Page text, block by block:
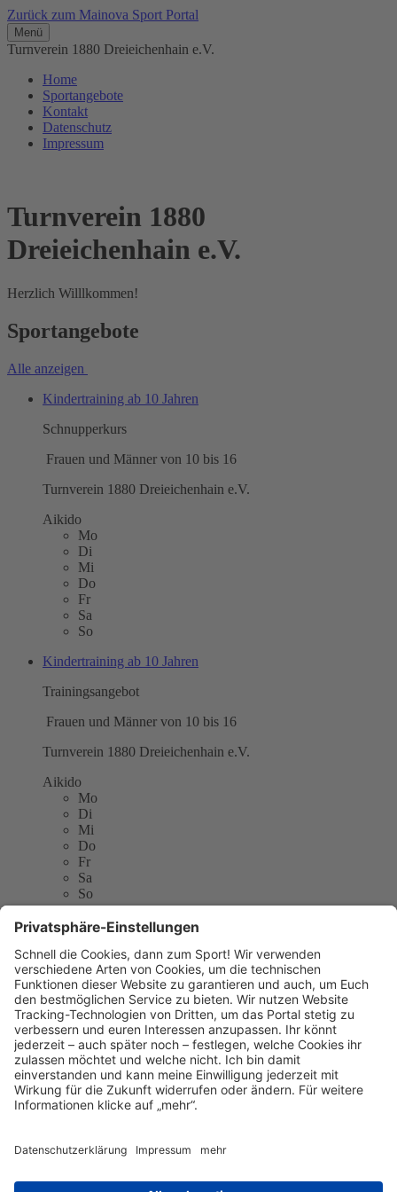
Zurück zum Mainova Sport Portal
Menü
Turnverein 1880 Dreieichenhain e.V.
Home
Sportangebote
Kontakt
Datenschutz
Impressum
Turnverein 1880
Dreieichenhain e.V.
Herzlich Willlkommen!
Sportangebote
Alle anzeigen
Kindertraining ab 10 Jahren
Schnupperkurs
Frauen und Männer von 10 bis 16
Turnverein 1880 Dreieichenhain e.V.
Aikido
Mo
Di
Mi
Do
Fr
Sa
So
Kindertraining ab 10 Jahren
Trainingsangebot
Frauen und Männer von 10 bis 16
Turnverein 1880 Dreieichenhain e.V.
Aikido
Mo
Di
Mi
Do
Fr
Sa
So
Turnverein 1880 Dreieichenhain e.V.
Koberstädter Str. 8
63303 Dreieich
E-Mail:info@tvdreieichenhain.de
Telefon: 06103-981232
Website:http://www.tvdreieichenhain.de
Sitemap
Kontakt
Kontakt